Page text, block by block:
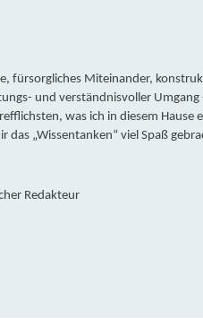
fürsorgliches Miteinander,
und verständnisvoller Umgang
was ich in diesem Hause
das „Wissentanken“ viel Spaß
Redakteur